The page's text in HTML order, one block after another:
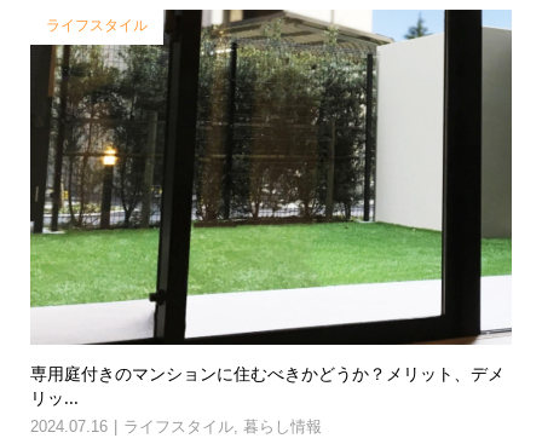
ライフスタイル
専用庭付きのマンションに住むべきかどうか？メリット、デメ
リッ...
2024.07.16 ライフスタイル, 暮らし情報